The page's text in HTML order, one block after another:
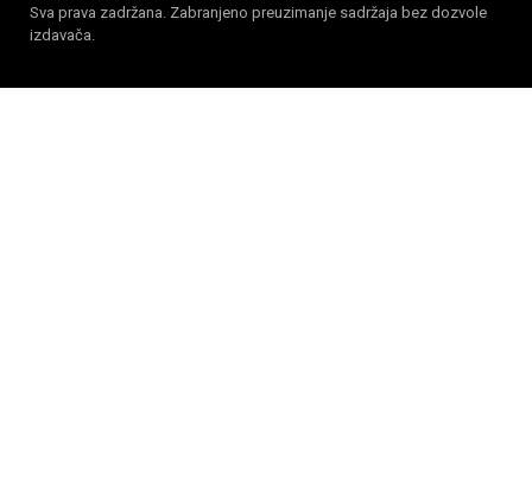
Sva prava zadržana. Zabranjeno preuzimanje sadržaja bez dozvole
izdavača.